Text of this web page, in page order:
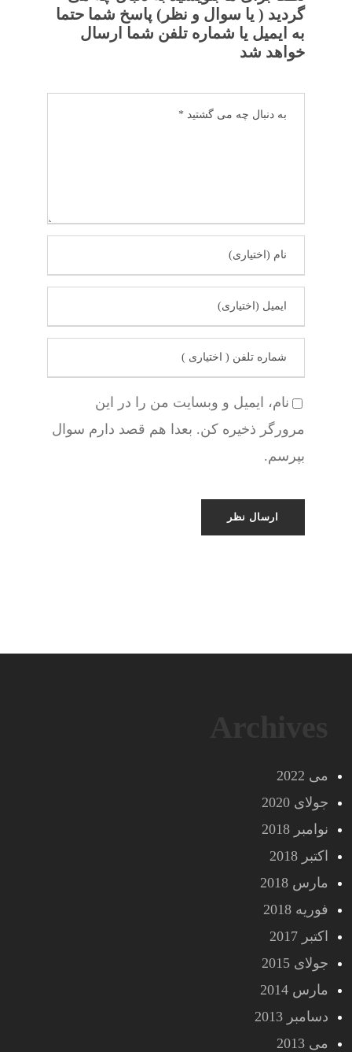
گردید ( یا سوال و نظر) پاسخ شما حتما
به ایمیل یا شماره تلفن شما ارسال
خواهد شد
نام، ایمیل و وبسایت من را در این
مرورگر ذخیره کن. بعدا هم قصد دارم سوال
بپرسم.
می 2022
جولای 2020
نوامبر 2018
اکتبر 2018
مارس 2018
فوریه 2018
اکتبر 2017
جولای 2015
مارس 2014
دسامبر 2013
می 2013